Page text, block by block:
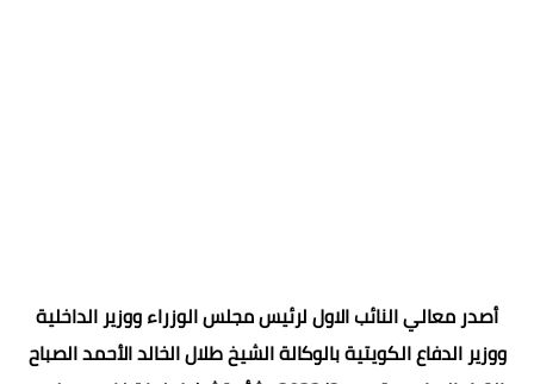
أصدر معالي النائب الاول لرئيس مجلس الوزراء ووزير الداخلية
ووزير الدفاع الكويتية بالوكالة الشيخ طلال الخالد الأحمد الصباح